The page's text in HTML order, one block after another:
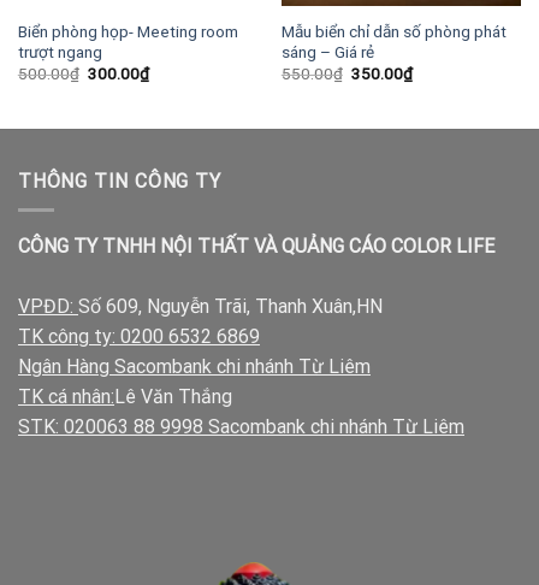
Biển phòng họp- Meeting room
trượt ngang
500.00₫ Giá
300.00₫Giá
hiện
300.00₫.
Mẫu biển chỉ dẫn số phòng phát
sáng – Giá rẻ
550.00₫ Giá
350.00₫Giá
hiện
350.00₫.
THÔNG TIN CÔNG TY
CÔNG TY TNHH NỘI THẤT VÀ QUẢNG CÁO COLOR LIFE
VPĐD: Số 609, Nguyễn Trãi, Thanh Xuân,HN
TK công ty: 0200 6532 6869
Ngân Hàng Sacombank chi nhánh Từ Liêm
TK cá nhân: Lê Văn Thắng
STK: 020063 88 9998 Sacombank chi nhánh Từ Liêm